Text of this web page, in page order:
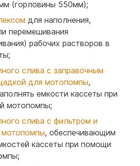
(горловины 550мм);
для наполнения,
перемешивания
рабочих растворов в
слива с заправочным
для мотопомпы,
емкости кассеты при
мотопомпы;
слива с фильтром и
, обеспечивающим
кассеты при помощи